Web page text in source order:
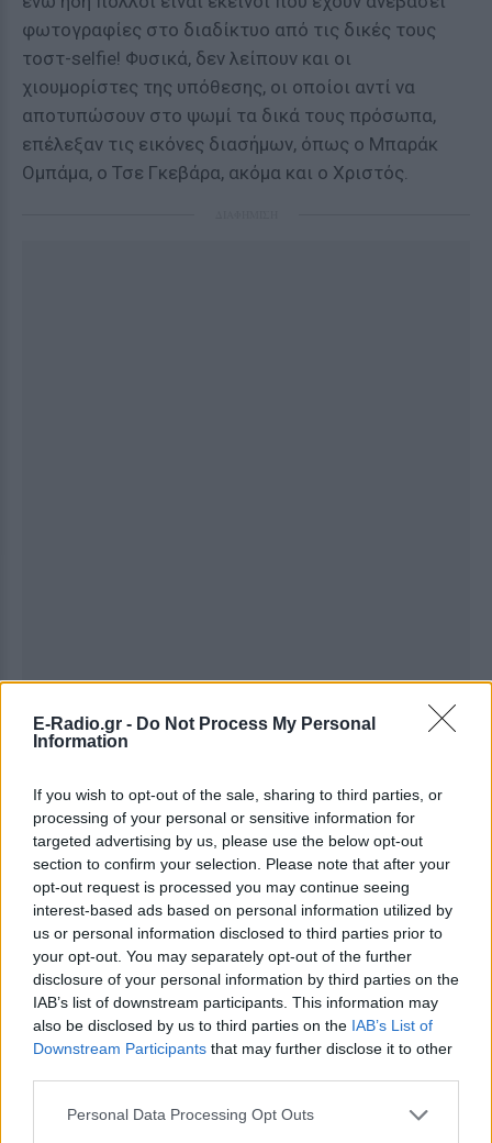
E-Radio.gr - Do Not Process My Personal
Information
If you wish to opt-out of the sale, sharing to third parties, or
processing of your personal or sensitive information for
targeted advertising by us, please use the below opt-out
section to confirm your selection. Please note that after your
opt-out request is processed you may continue seeing
interest-based ads based on personal information utilized by
us or personal information disclosed to third parties prior to
your opt-out. You may separately opt-out of the further
disclosure of your personal information by third parties on the
IAB’s list of downstream participants. This information may
also be disclosed by us to third parties on the IAB’s List of
Downstream Participants that may further disclose it to other
Personal Data Processing Opt Outs
φωτογραφίες στο διαδίκτυο από τις δικές τους
τοστ-selfie! Φυσικά, δεν λείπουν και οι
χιουμορίστες της υπόθεσης, οι οποίοι αντί να
αποτυπώσουν στο ψωμί τα δικά τους πρόσωπα,
επέλεξαν τις εικόνες διασήμων, όπως ο Μπαράκ
Ομπάμα, ο Τσε Γκεβάρα, ακόμα και ο Χριστός.
Ακολουθήστε το E-Radio.gr στοGoogle News
και μάθετε πρώτοι
Εσύ μπήκες στο E-Daily.gr; Τα νέα της ημέρας
και ότι σου κάνει κλικ!
Ακολουθήστε το E-Radio.gr και στο Instagram
ΔΙΑΦΗΜΙΣΗ